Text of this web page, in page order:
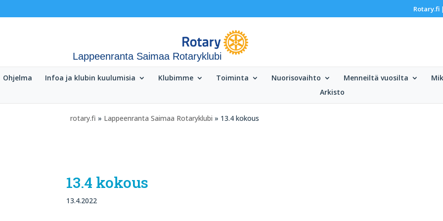
Rotary.fi
Lappeenranta Saimaa Rotaryklubi
Ohjelma Infoa ja klubin kuulumisia Klubimme Toiminta Nuorisovaihto Menneiltä vuosilta
Arkisto
rotary.fi » Lappeenranta Saimaa Rotaryklubi » 13.4 kokous
13.4 kokous
13.4.2022